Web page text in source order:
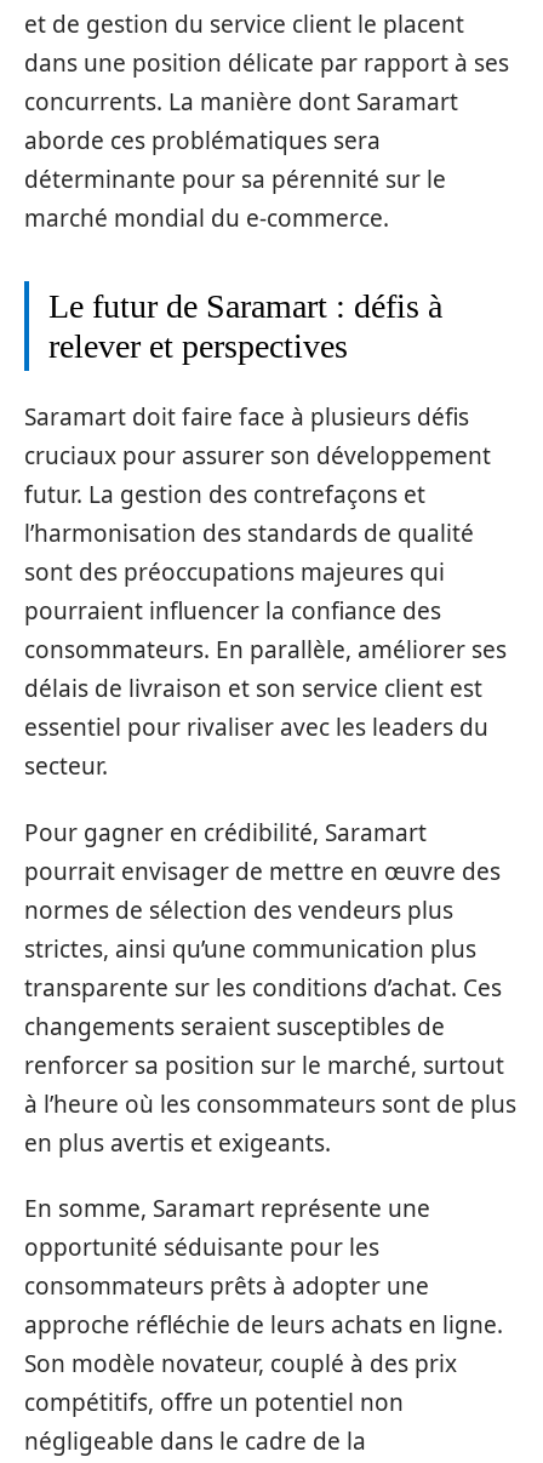
et de gestion du service client le placent
dans une position délicate par rapport à ses
concurrents. La manière dont Saramart
aborde ces problématiques sera
déterminante pour sa pérennité sur le
marché mondial du e-commerce.
Le futur de Saramart : défis à
relever et perspectives
Saramart doit faire face à plusieurs défis
cruciaux pour assurer son développement
futur. La gestion des contrefaçons et
l’harmonisation des standards de qualité
sont des préoccupations majeures qui
pourraient influencer la confiance des
consommateurs. En parallèle, améliorer ses
délais de livraison et son service client est
essentiel pour rivaliser avec les leaders du
secteur.
Pour gagner en crédibilité, Saramart
pourrait envisager de mettre en œuvre des
normes de sélection des vendeurs plus
strictes, ainsi qu’une communication plus
transparente sur les conditions d’achat. Ces
changements seraient susceptibles de
renforcer sa position sur le marché, surtout
à l’heure où les consommateurs sont de plus
en plus avertis et exigeants.
En somme, Saramart représente une
opportunité séduisante pour les
consommateurs prêts à adopter une
approche réfléchie de leurs achats en ligne.
Son modèle novateur, couplé à des prix
compétitifs, offre un potentiel non
négligeable dans le cadre de la